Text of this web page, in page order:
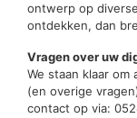
ontwerp op
ontdekken, dan
Vragen over uw
We staan klaar
(en overige
contact op via: